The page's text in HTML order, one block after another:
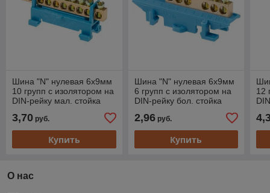
Шина "N" нулевая 6х9мм
10 групп с изолятором на
DIN-рейку мал. стойка
3,70 руб.
Купить
Шина "N" нулевая 6х9мм
6 групп c изолятором на
DIN-рейку бол. стойка
2,96руб.
Купить
12
О нас